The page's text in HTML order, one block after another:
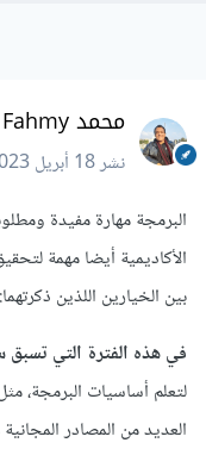
محمد Fahmy
نشر18 أبريل 2023
البرمجة مهارة مفيدة
الأكاديمية أيضا مهمة
بين الخيارين اللذين
في هذه الفترة التي تسبق
لتعلم أساسيات البرمجة،
العديد من المصادر